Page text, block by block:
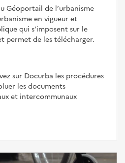
Géoportail de l’urbanisme
en vigueur et
qui s’imposent sur le
permet de les télécharger.
sur Docurba les procédures
les documents
et intercommunaux